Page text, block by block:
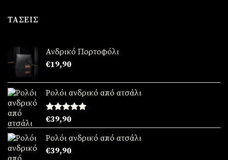
ΤΆΣΕΙΣ
Ανδρικό Πορτοφόλι
€19,90
Ρολόι ανδρικό από ατσάλι
Βαθμολογήθηκε
με5.00
από 5
€39,90
Ρολόι ανδρικό από ατσάλι
€39,90